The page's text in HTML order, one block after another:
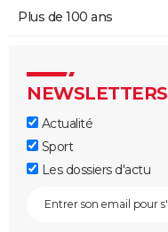
Plus de 100 ans
NEWSLETTERS
Actualité
Sport
Les dossiers d'actu